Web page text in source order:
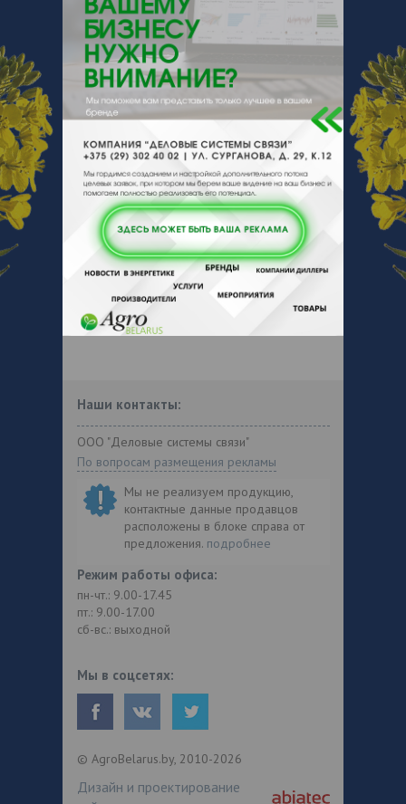
Беларусь, Брестская обл., Пинск, ул.
Чуклая, 1
Отзывы
Чтобы оставить комментарий или
выставить рейтинг, нужно
Войтиили
Зарегистрироваться
Наши контакты:
ООО "Деловые системы связи"
По вопросам размещения рекламы
Мы не реализуем продукцию,
контактные данные продавцов
расположены в блоке справа от
предложения. подробнее
Режим работы офиса:
пн-чт.: 9.00-17.45
пт.: 9.00-17.00
сб-вс.: выходной
Мы в соцсетях:
© AgroBelarus.by, 2010-2026
Дизайн и проектирование